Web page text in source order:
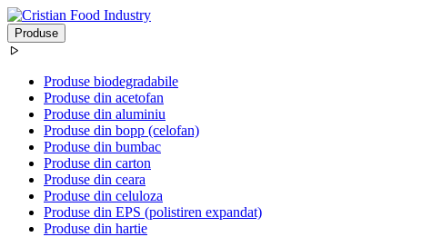
Produse
Produse biodegradabile
Produse din acetofan
Produse din aluminiu
Produse din bopp (celofan)
Produse din bumbac
Produse din carton
Produse din ceara
Produse din celuloza
Produse din EPS (polistiren expandat)
Produse din hartie